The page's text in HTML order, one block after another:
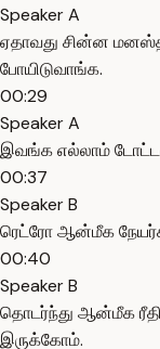
Speaker A
ஏதாவது சின்ன
போயிடுவாங்க.
00:29
Speaker A
இவங்க எல்லாம்
00:37
Speaker B
ரெட்ரோ ஆன்மீக
00:40
Speaker B
தொடர்ந்து ஆன்மீக
இருக்கோம்.